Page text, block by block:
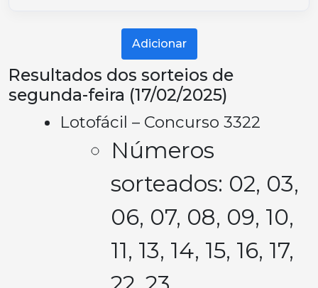
Adicionar
Resultados dos sorteios de
segunda-feira (17/02/2025)
Lotofácil – Concurso 3322
Números
sorteados: 02, 03,
06, 07, 08, 09, 10,
11, 13, 14, 15, 16, 17,